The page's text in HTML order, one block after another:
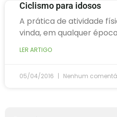
Ciclismo para idosos
A prática de atividade
vinda, em qualquer
LER ARTIGO
05/04/2016 Nenhum